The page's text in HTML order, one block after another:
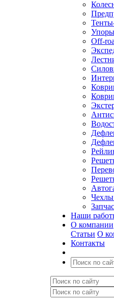
Упоры
Off-
Чехлы
Наши
О компании
Статьи О
Контакты